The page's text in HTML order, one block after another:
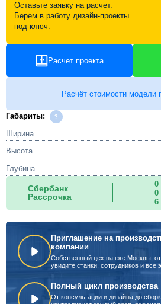
Оставьте заявку на расчет.
Берем в работу дизайн-проекты
под ключ.
Расчет проекта
Расчёт стоимости модели
Габариты:
Ширина
Высота
Глубина
Сбербанк
Рассрочка
0
0
6
Приглашение на
компании
Собственный цех на юге Москвы,
увидите станки, сотрудников и все
Полный цикл производства
От консультации и дизайна до